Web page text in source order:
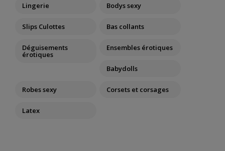
Lingerie Bodys sexy
Slips Culottes Bas collants
Déguisements
érotiques
Ensembles érotiques
Babydolls
Robes sexy Corsets et corsages
Latex